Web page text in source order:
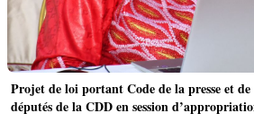
Projet de loi portant Code de la presse et
députés de la CDD en session